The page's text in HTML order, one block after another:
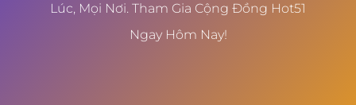
Lúc, Mọi Nơi. Tham Gia Cộng Đồng Hot51
Ngay Hôm Nay!